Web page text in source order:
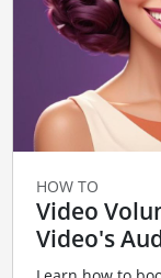
HOW TO
Video
Video's